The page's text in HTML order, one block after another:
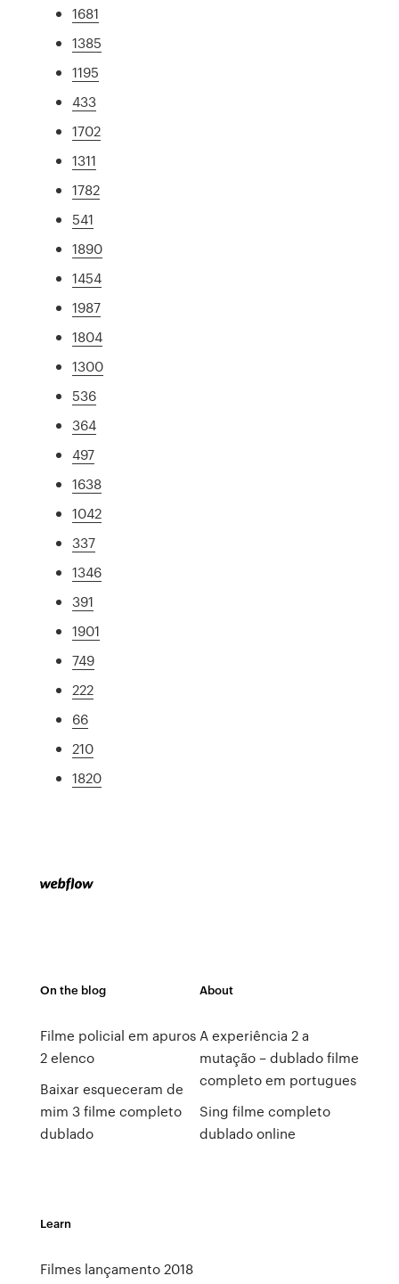
1681
1385
1195
433
1702
1311
1782
541
1890
1454
1987
1804
1300
536
364
497
1638
1042
337
1346
391
1901
749
222
66
210
1820
On the blog
Filme policial em apuros
2 elenco
Baixar esqueceram de
mim 3 filme completo
dublado
About
A experiência 2 a
mutação – dublado filme
completo em portugues
Sing filme completo
dublado online
Learn
Filmes lançamento 2018